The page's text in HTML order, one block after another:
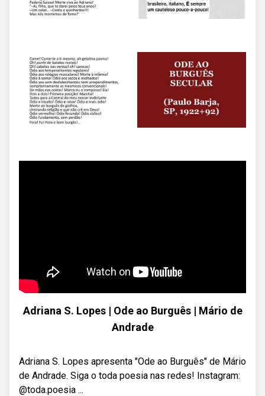
Adriana S. Lopes | Ode ao Burguês | Mário de
Andrade
Adriana S. Lopes apresenta "Ode ao Burguês" de Mário
de Andrade. Siga o toda poesia nas redes! Instagram:
@toda.poesia ...